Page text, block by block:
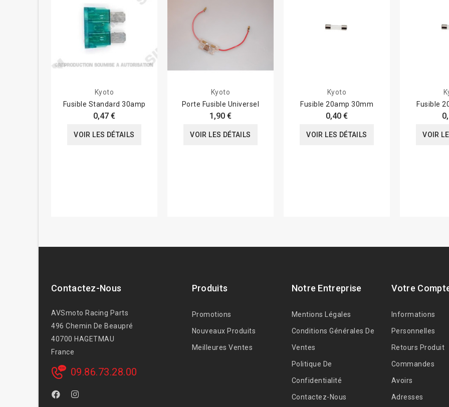
Kyoto
Fusible Standard 30amp
0,47 €
VOIR LES DÉTAILS
Kyoto
Porte Fusible Universel
1,90 €
VOIR LES DÉTAILS
Kyoto
Fusible 20amp 30mm
0,40 €
VOIR LES DÉTAILS
Fusible
VOIR
Contactez-Nous
AVSmoto Racing Parts
496 Chemin De Beaupré
40700 HAGETMAU
France
09.86.73.28.00
Produits
Promotions
Nouveaux Produits
Meilleures Ventes
Notre Entreprise
Mentions Légales
Conditions Générales De
Ventes
Politique De
Confidentialité
Contactez-Nous
Votre
Informations
Personnelles
Retours Produit
Commandes
Avoirs
Adresses